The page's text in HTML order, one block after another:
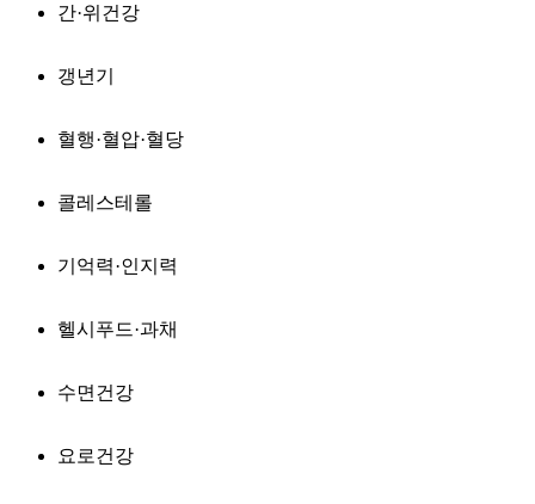
간·위건강
갱년기
혈행·혈압·혈당
콜레스테롤
기억력·인지력
헬시푸드·과채
수면건강
요로건강